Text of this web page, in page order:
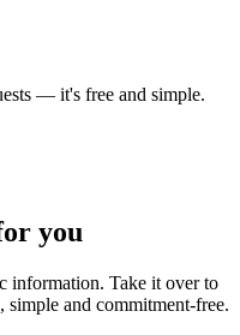
— it's free and simple.
you
information. Take it over to
and commitment-free.